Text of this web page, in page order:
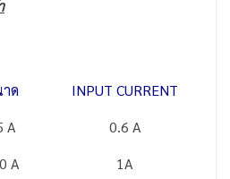
ด
INPUT CURRENT
A
0.6 A
A
1A